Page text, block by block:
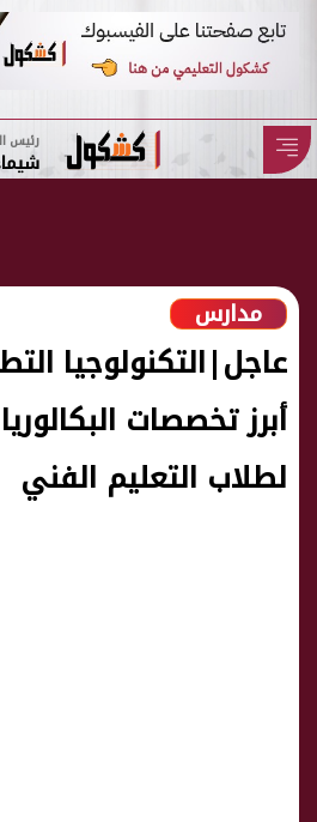
رئيس
مدارس
أبرز تخصصات
لطلاب التعليم الفني